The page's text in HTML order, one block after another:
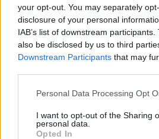
your opt-out. You may separately
disclosure of your personal
IAB’s list of downstream
also be disclosed by us to third
Downstream Participants that may
Personal Data Processing Opt
I want to opt-out of the Sharing
personal data.
Opted In
Ο Geralt επιστρέφει!